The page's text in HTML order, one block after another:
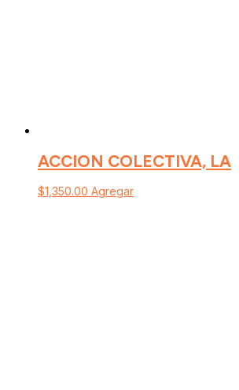
ACCION COLECTIVA, LA
$1,350.00 Agregar